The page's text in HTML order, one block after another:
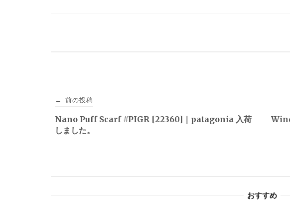
稿
ナ
← 前の投稿
Nano Puff Scarf #PIGR [22360]｜patagonia 入荷
しました。
おすすめ